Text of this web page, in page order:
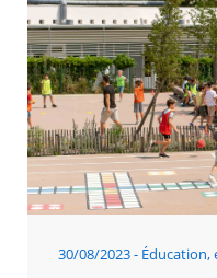
30/08/2023 Éducation,